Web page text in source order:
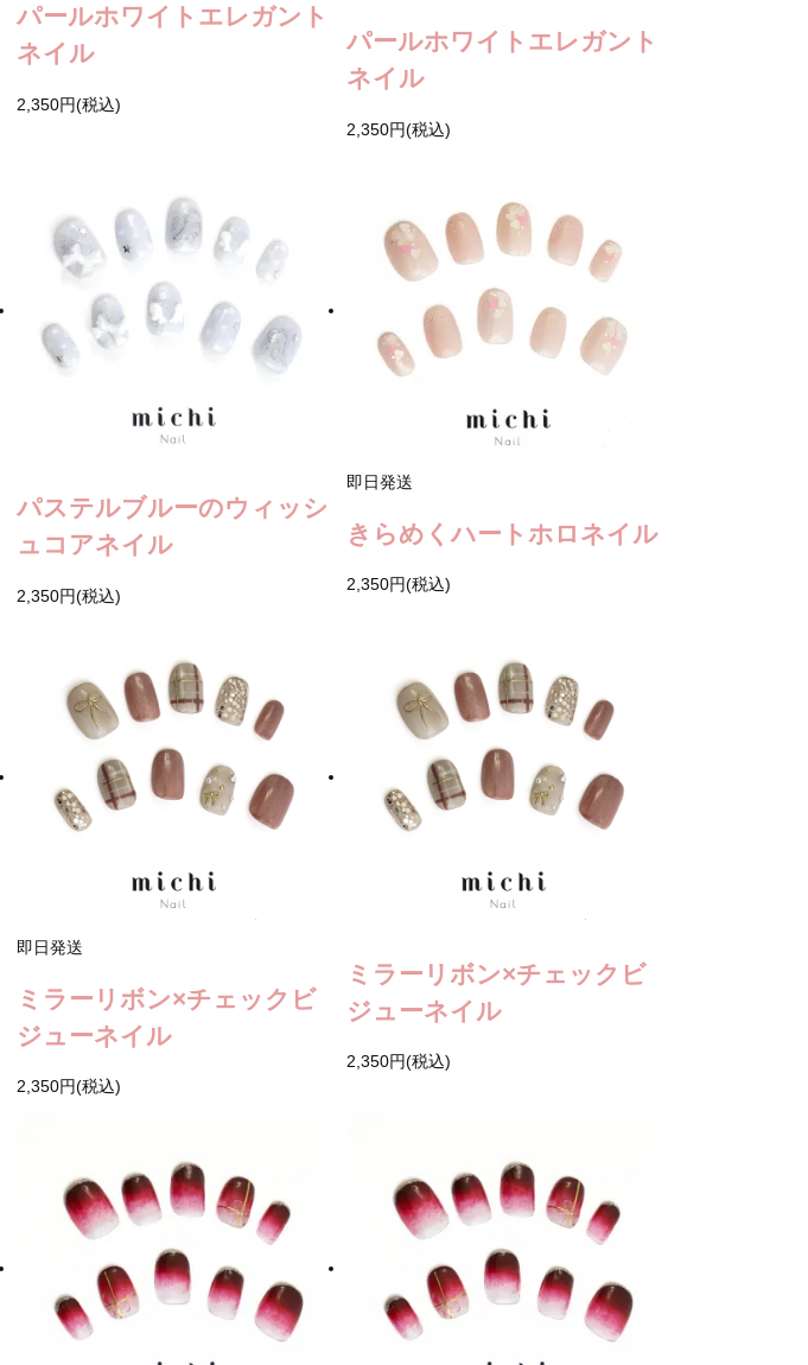
パールホワイトエレガント
ネイル
2,350円(税込)
パールホワイトエレガント
ネイル
2,350円(税込)
パステルブルーのウィッシ
ュコアネイル
2,350円(税込)
即日発送
きらめくハートホロネイル
2,350円(税込)
即日発送
ミラーリボン×チェックビ
ジューネイル
2,350円(税込)
ミラーリボン×チェックビ
ジューネイル
2,350円(税込)